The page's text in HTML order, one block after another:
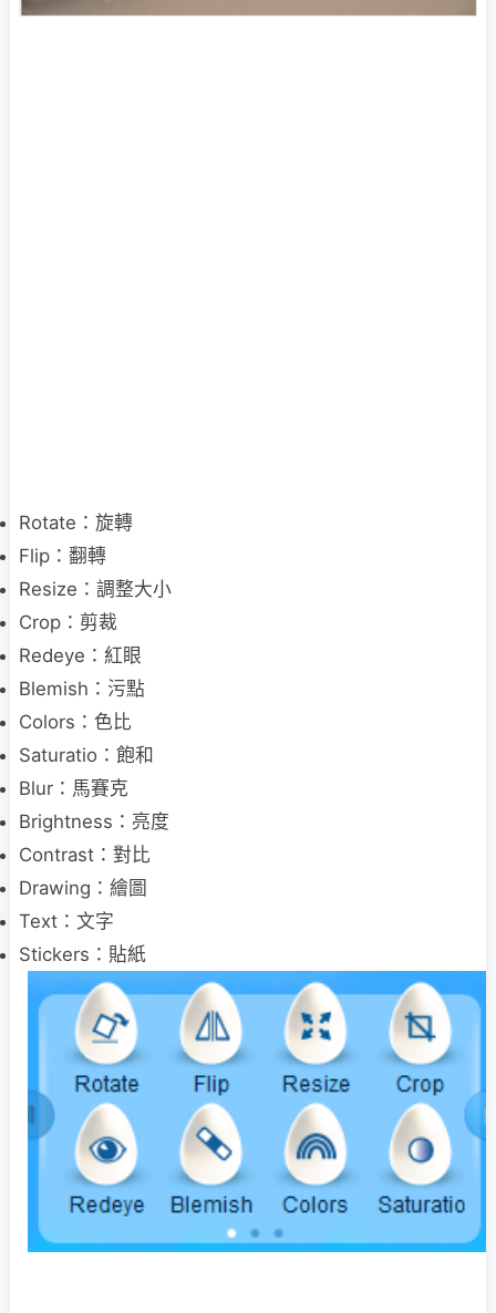
Rotate：旋轉
Flip：翻轉
Resize：調整大小
Crop：剪裁
Redeye：紅眼
Blemish：污點
Colors：色比
Saturatio：飽和
Blur：馬賽克
Brightness：亮度
Contrast：對比
Drawing：繪圖
Text：文字
Stickers：貼紙